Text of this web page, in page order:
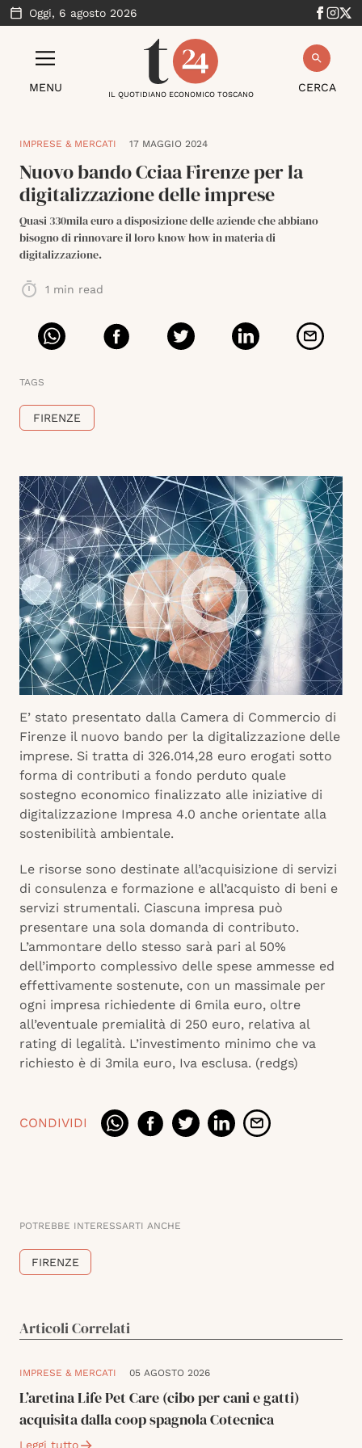
Oggi, 6 agosto 2026
MENU CERCA
IL QUOTIDIANO ECONOMICO TOSCANO
IMPRESE & MERCATI 17 MAGGIO 2024
Nuovo bando Cciaa Firenze per la
digitalizzazione delle imprese
Quasi 330mila euro a disposizione delle aziende che abbiano
bisogno di rinnovare il loro know how in materia di
digitalizzazione.
1 min read
TAGS
FIRENZE
E’ stato presentato dalla Camera di Commercio di
Firenze il nuovo bando per la digitalizzazione delle
imprese. Si tratta di 326.014,28 euro erogati sotto
forma di contributi a fondo perduto quale
sostegno economico finalizzato alle iniziative di
digitalizzazione Impresa 4.0 anche orientate alla
sostenibilità ambientale.
Le risorse sono destinate all’acquisizione di servizi
di consulenza e formazione e all’acquisto di beni e
servizi strumentali. Ciascuna impresa può
presentare una sola domanda di contributo.
L’ammontare dello stesso sarà pari al 50%
dell’importo complessivo delle spese ammesse ed
effettivamente sostenute, con un massimale per
ogni impresa richiedente di 6mila euro, oltre
all’eventuale premialità di 250 euro, relativa al
rating di legalità. L’investimento minimo che va
richiesto è di 3mila euro, Iva esclusa. (redgs)
CONDIVIDI
POTREBBE INTERESSARTI ANCHE
FIRENZE
Articoli Correlati
IMPRESE & MERCATI 05 AGOSTO 2026
L’aretina Life Pet Care (cibo per cani e gatti)
acquisita dalla coop spagnola Cotecnica
Leggi tutto